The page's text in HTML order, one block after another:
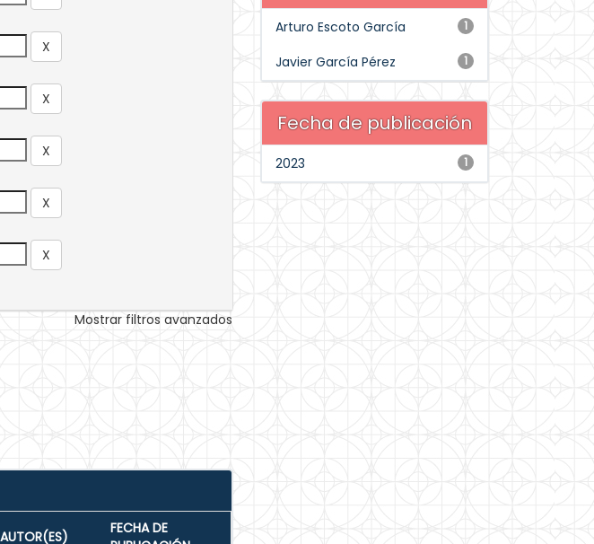
Mostrar filtros avanzados
AUTOR(ES)
FECHA DE
1
Arturo Escoto García
1
Javier García Pérez
Fecha de publicación
1
2023